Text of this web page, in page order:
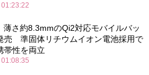
薄さ約8.3mmのQi2対応モバイルバッ
売 準固体リチウムイオン電池採用で
帯性を両立